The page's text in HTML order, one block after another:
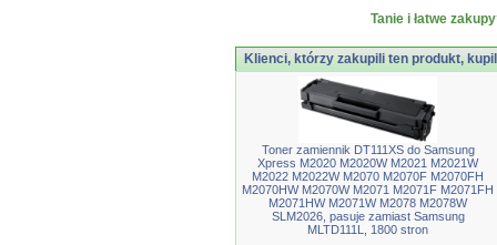
Tanie i łatwe
Klienci, którzy zakupili ten produkt,
Toner zamiennik DT111XS do Samsung
Xpress M2020 M2020W M2021 M2021W
M2022 M2022W M2070 M2070F M2070FH
M2070HW M2070W M2071 M2071F M2071FH
M2071HW M2071W M2078 M2078W
SLM2026, pasuje zamiast Samsung
MLTD111L, 1800 stron